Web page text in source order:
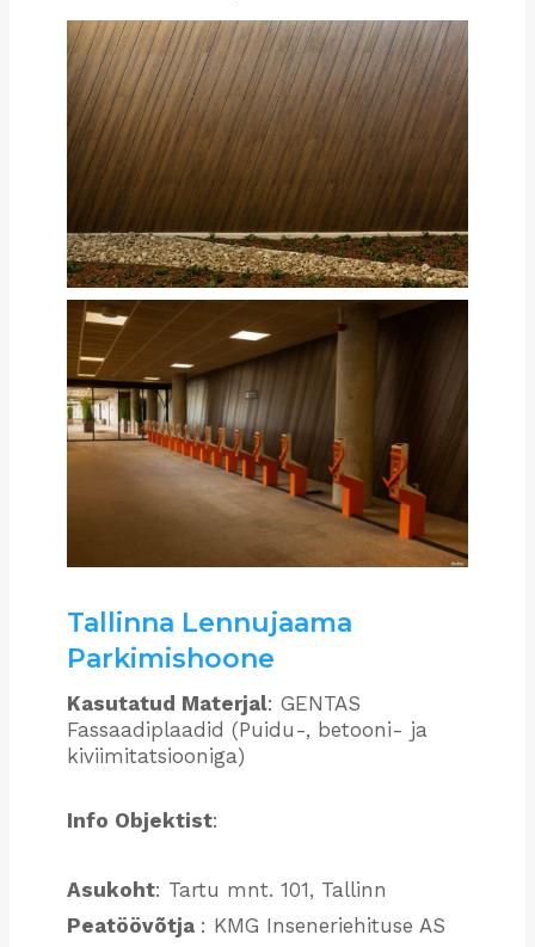
Tallinna Lennujaama
Parkimishoone
Kasutatud Materjal: GENTAS
Fassaadiplaadid (Puidu-, betooni- ja
kiviimitatsiooniga)
Info Objektist:
Asukoht: Tartu mnt. 101, Tallinn
Peatöövõtja : KMG Inseneriehituse AS